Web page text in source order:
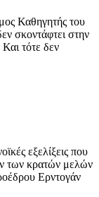
Καθηγητής του
σκοντάφτει στην
τότε δεν
εξελίξεις που
των κρατών μελών
Ερντογάν